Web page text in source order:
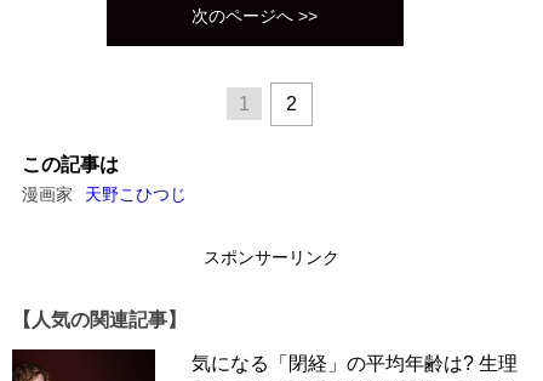
次のページへ >>
1 2
この記事は
漫画家 天野こひつじ
スポンサーリンク
【人気の関連記事】
気になる「閉経」の平均年齢は? 生理